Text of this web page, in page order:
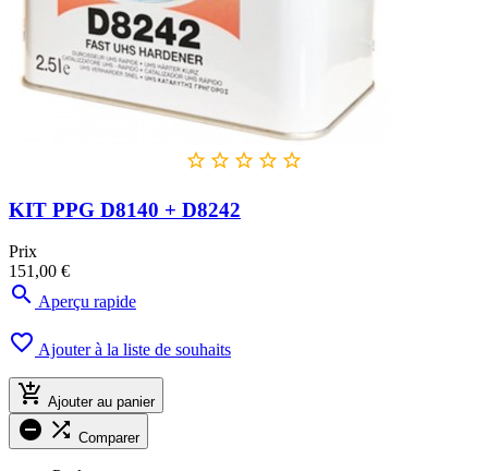
    
KIT PPG D8140 + D8242
Prix
151,00 €
 Aperçu rapide
 Ajouter à la liste de souhaits
 Ajouter au panier
  Comparer